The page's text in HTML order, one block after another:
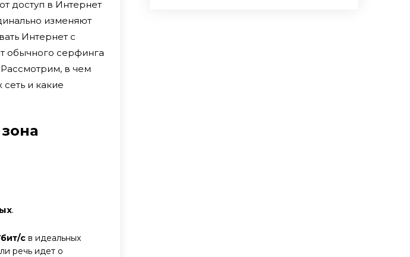
доступ в Интернет
изменяют
Интернет с
обычного серфинга
в чем
и какие
.
с в идеальных
речь идет о